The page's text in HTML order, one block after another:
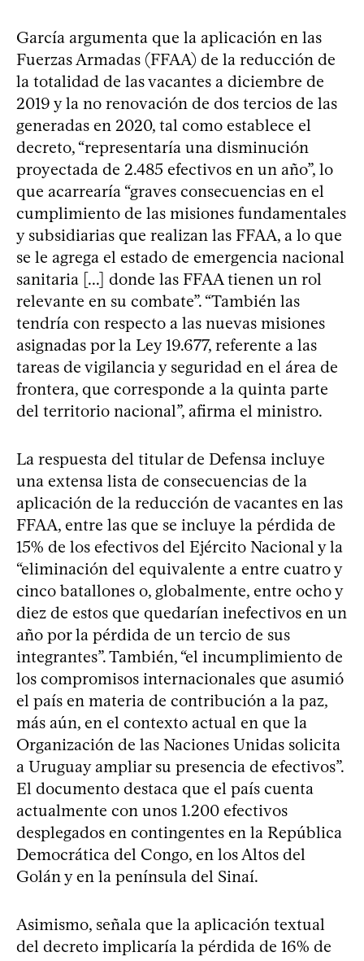
García argumenta que la aplicación en las
Fuerzas Armadas (FFAA) de la reducción de
la totalidad de las vacantes a diciembre de
2019 y la no renovación de dos tercios de las
generadas en 2020, tal como establece el
decreto, “representaría una disminución
proyectada de 2.485 efectivos en un año”, lo
que acarrearía “graves consecuencias en el
cumplimiento de las misiones fundamentales
y subsidiarias que realizan las FFAA, a lo que
se le agrega el estado de emergencia nacional
sanitaria [...] donde las FFAA tienen un rol
relevante en su combate”. “También las
tendría con respecto a las nuevas misiones
asignadas por la Ley 19.677, referente a las
tareas de vigilancia y seguridad en el área de
frontera, que corresponde a la quinta parte
del territorio nacional”, afirma el ministro.
La respuesta del titular de Defensa incluye
una extensa lista de consecuencias de la
aplicación de la reducción de vacantes en las
FFAA, entre las que se incluye la pérdida de
15% de los efectivos del Ejército Nacional y la
“eliminación del equivalente a entre cuatro y
cinco batallones o, globalmente, entre ocho y
diez de estos que quedarían inefectivos en un
año por la pérdida de un tercio de sus
integrantes”. También, “el incumplimiento de
los compromisos internacionales que asumió
el país en materia de contribución a la paz,
más aún, en el contexto actual en que la
Organización de las Naciones Unidas solicita
a Uruguay ampliar su presencia de efectivos”.
El documento destaca que el país cuenta
actualmente con unos 1.200 efectivos
desplegados en contingentes en la República
Democrática del Congo, en los Altos del
Golán y en la península del Sinaí.
Asimismo, señala que la aplicación textual
del decreto implicaría la pérdida de 16% de